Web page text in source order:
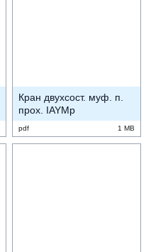
Кран двухсост. муф. п.
прох. IAYMp
pdf 1 MB